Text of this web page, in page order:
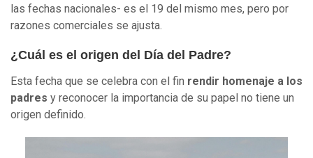
las fechas nacionales- es el 19 del mismo mes, pero por
razones comerciales se ajusta.
¿Cuál es el origen del Día del Padre?
Esta fecha que se celebra con el fin rendir homenaje a los
padres y reconocer la importancia de su papel no tiene un
origen definido.